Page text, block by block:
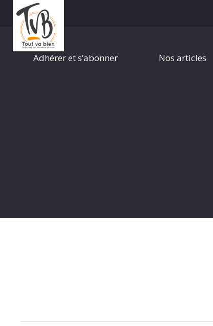
Adhérer et s’abonner Nos articles